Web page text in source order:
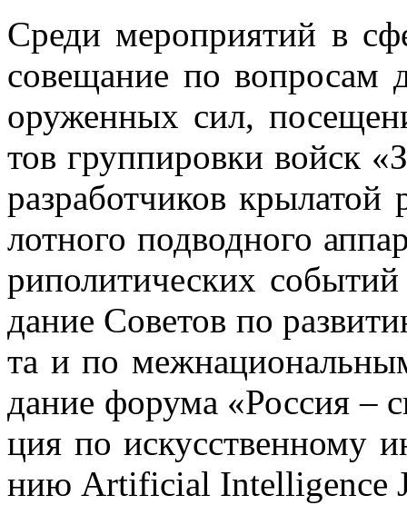
Сре­ди ме­ро­при­я­тий в
со­ве­ща­ние по во­про­сам
ору­жен­ных сил,
тов груп­пи­ров­ки войск
раз­ра­бот­чи­ков
лот­но­го под­вод­но­го
ри­по­ли­ти­че­ских
да­ние Со­ве­тов по
та и по
да­ние фо­ру­ма «Рос­сия –
ция по ис­кус­ствен­но­му
нию Artificial Intelligence